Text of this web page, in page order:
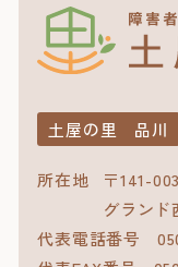
土屋の里 品川
所在地
〒141-
グランド
代表電話番号